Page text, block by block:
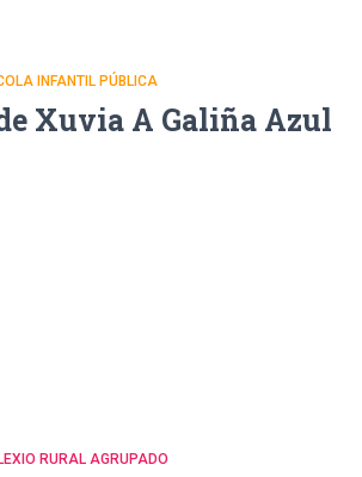
INFANTIL PÚBLICA
Xuvia A Galiña Azul
RURAL AGRUPADO